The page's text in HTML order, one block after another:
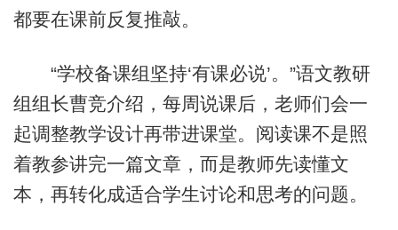
都要在课前反复推敲。
“学校备课组坚持‘有课必说’。”语文教研
组组长曹竞介绍，每周说课后，老师们会一
起调整教学设计再带进课堂。阅读课不是照
着教参讲完一篇文章，而是教师先读懂文
本，再转化成适合学生讨论和思考的问题。